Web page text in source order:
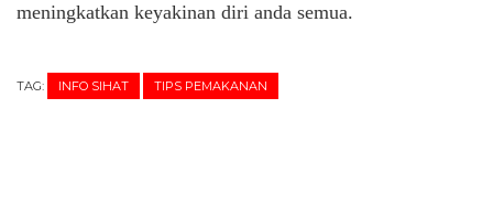
meningkatkan keyakinan diri anda semua.
TAG: INFO SIHAT TIPS PEMAKANAN